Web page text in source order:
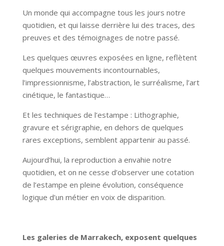
Un monde qui accompagne tous les jours notre
quotidien, et qui laisse derrière lui des traces, des
preuves et des témoignages de notre passé.
Les quelques œuvres exposées en ligne, reflètent
quelques mouvements incontournables,
l’impressionnisme, l’abstraction, le surréalisme, l’art
cinétique, le fantastique…
Et les techniques de l’estampe : Lithographie,
gravure et sérigraphie, en dehors de quelques
rares exceptions, semblent appartenir au passé.
Aujourd’hui, la reproduction a envahie notre
quotidien, et on ne cesse d’observer une cotation
de l’estampe en pleine évolution, conséquence
logique d’un métier en voix de disparition.
Les galeries de Marrakech, exposent quelques